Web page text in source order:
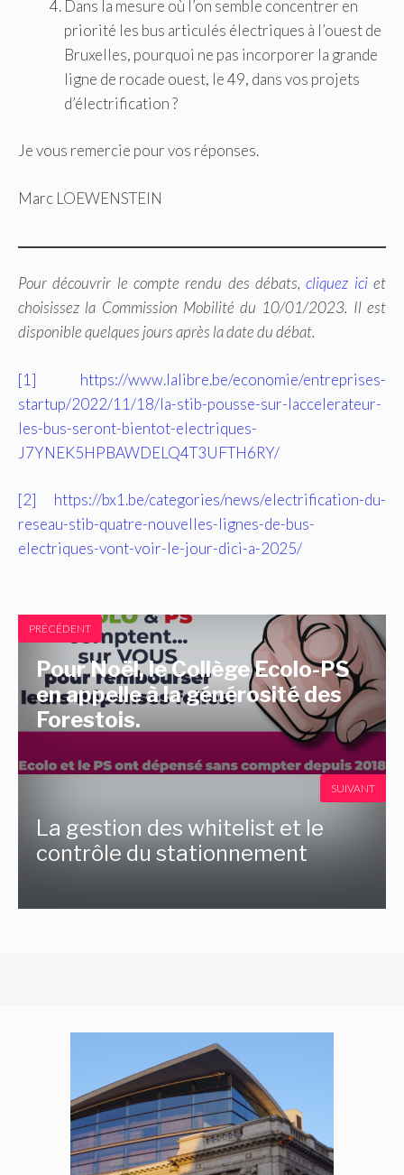
Dans la mesure où l’on semble concentrer en
priorité les bus articulés électriques à l’ouest de
Bruxelles, pourquoi ne pas incorporer la grande
ligne de rocade ouest, le 49, dans vos projets
d’électrification ?
Je vous remercie pour vos réponses.
Marc LOEWENSTEIN
Pour découvrir le compte rendu des débats,cliquez iciet
choisissez la Commission Mobilité du 10/01/2023. Il est
disponible quelques jours après la date du débat.
[1]
https://www.lalibre.be/economie/entreprises-
startup/2022/11/18/la-stib-pousse-sur-laccelerateur-
les-bus-seront-bientot-electriques-
J7YNEK5HPBAWDELQ4T3UFTH6RY/
[2]
https://bx1.be/categories/news/electrification-du-
reseau-stib-quatre-nouvelles-lignes-de-bus-
electriques-vont-voir-le-jour-dici-a-2025/
PRÉCÉDENT
Pour Noël, le Collège Ecolo-PS
en appelle à la générosité des
Forestois.
La gestion des whitelist et le
contrôle du stationnement
SUIVANT